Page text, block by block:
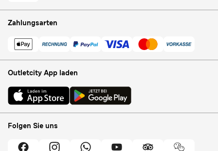
Zahlungsarten
Outletcity App laden
Folgen Sie uns